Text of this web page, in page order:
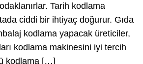
Tarih kodlama
ciddi bir ihtiyaç doğurur. Gıda
kodlama yapacak üreticiler,
kodlama makinesini iyi tercih
kodlama […]